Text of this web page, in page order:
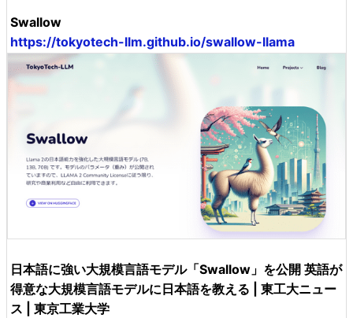
Swallow
https://tokyotech-llm.github.io/swallow-llama
日本語に強い大規模言語モデル「Swallow」を公開 英語が
得意な大規模言語モデルに日本語を教える | 東工大ニュー
ス | 東京工業大学